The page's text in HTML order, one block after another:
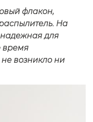
флакон,
На
для
время
возникло ни